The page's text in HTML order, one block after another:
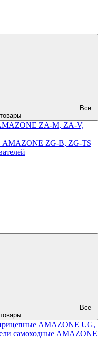
Все
товары
ZA-M, ZA-V,
ZG-B, ZG-TS
Все
товары
AMAZONE UG,
самоходные AMAZONE